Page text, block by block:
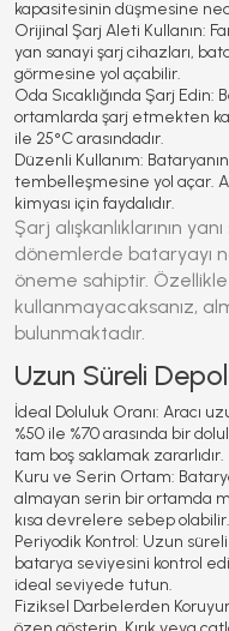
kapasitesinin düşmesine
Orijinal Şarj Aleti Kullanın:
yan sanayi şarj cihazları,
görmesine yol açabilir.
Oda Sıcaklığında Şarj Edin:
ortamlarda şarj etmekten
ile 25°C arasındadır.
Düzenli Kullanım:
tembelleşmesine yol açar.
kimyası için faydalıdır.
Şarj alışkanlıklarının
dönemlerde bataryayı
öneme sahiptir. Özellikle
kullanmayacaksanız,
bulunmaktadır.
Uzun Süreli
İdeal Doluluk Oranı: Aracı
%50 ile %70 arasında bir
tam boş saklamak zararlıdır.
Kuru ve Serin Ortam:
almayan serin bir ortamda
kısa devrelere sebep olabilir.
Periyodik Kontrol: Uzun
batarya seviyesini kontrol
ideal seviyede tutun.
Fiziksel Darbelerden